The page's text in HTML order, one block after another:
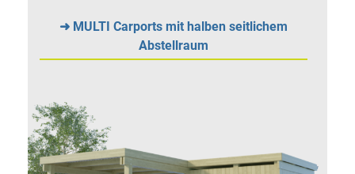
➜ MULTI Carports mit halben seitlichem
Abstellraum